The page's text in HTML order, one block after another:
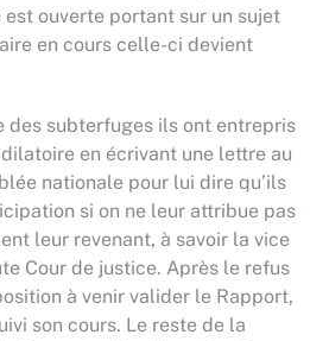
ouverte portant sur un sujet
en cours celle-ci devient
des subterfuges ils ont entrepris
en écrivant une lettre au
nationale pour lui dire qu’ils
si on ne leur attribue pas
leur revenant, à savoir la vice
Cour de justice. Après le refus
à venir valider le Rapport,
son cours. Le reste de la